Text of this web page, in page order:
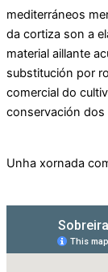
mediterráneos
da cortiza son a
material aillante
substitución por
comercial do
conservación dos
Unha xornada